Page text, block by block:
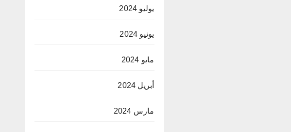
يوليو 2024
يونيو 2024
مايو 2024
أبريل 2024
مارس 2024